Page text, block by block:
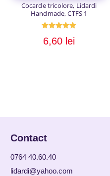
Cocarde tricolore, Lidardi
Handmade, CTFS 1
5.00
din 5
6,60 lei
Contact
0764 40.60.40
lidardi@yahoo.com